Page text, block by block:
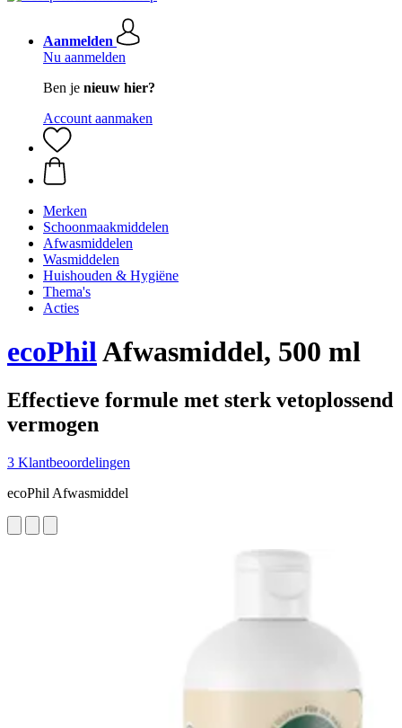
Aanmelden
Nu aanmelden
Ben je nieuw hier?
Account aanmaken
Merken
Schoonmaakmiddelen
Afwasmiddelen
Wasmiddelen
Huishouden & Hygiëne
Thema's
Acties
ecoPhilAfwasmiddel, 500 ml
Effectieve formule met sterk vetoplossend
vermogen
3 Klantbeoordelingen
ecoPhil Afwasmiddel